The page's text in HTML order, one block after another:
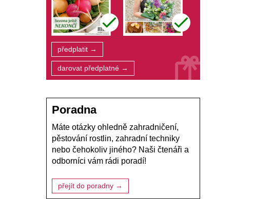
předplatit →
darovat předplatné →
Poradna
Máte otázky ohledně zahradničení,
pěstování rostlin, zahradní techniky
nebo čehokoliv jiného? Naši čtenáři a
odborníci vám rádi poradí!
přejít do poradny →